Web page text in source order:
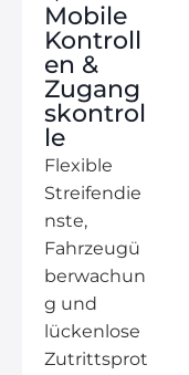
Mobile
Kontroll
en &
Zugang
skontrol
le
Flexible
Streifendie
nste,
Fahrzeugü
berwachun
g und
lückenlose
Zutrittsprot